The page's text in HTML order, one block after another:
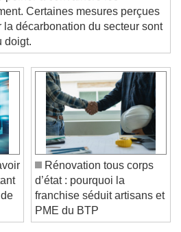
peiner à convaincre les
Certaines mesures perçues
décarbonation du secteur sont
doigt.
Rénovation tous corps
d’état : pourquoi la
franchise séduit artisans et
PME du BTP